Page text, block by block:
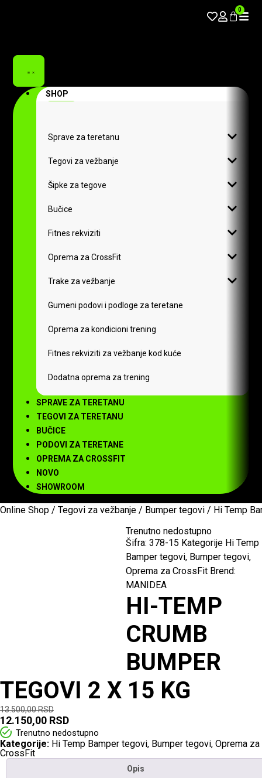
0
SHOP
Sprave za teretanu
Tegovi za vežbanje
Šipke za tegove
Bučice
Fitnes rekviziti
Oprema za CrossFit
Trake za vežbanje
Gumeni podovi i podloge za teretane
Oprema za kondicioni trening
Fitnes rekviziti za vežbanje kod kuće
Dodatna oprema za trening
SPRAVE ZA TERETANU
TEGOVI ZA TERETANU
BUČICE
PODOVI ZA TERETANE
OPREMA ZA CROSSFIT
NOVO
SHOWROOM
Online Shop / Tegovi za vežbanje / Bumper tegovi / Hi Temp
Trenutno nedostupno
Šifra:378-15 Kategorije Hi Temp
Bamper tegovi, Bumper tegovi,
Oprema za CrossFit Brend:
MANIDEA
HI-TEMP
CRUMB
BUMPER
TEGOVI 2 X 15 KG
13.500,00RSD
12.150,00 RSD
Trenutno nedostupno
Kategorije: Hi Temp Bamper tegovi, Bumper tegovi, Oprema za
CrossFit
Opis